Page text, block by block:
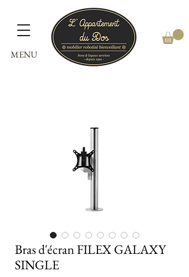
MENU
Bras d'écran FILEX GALAXY
SINGLE